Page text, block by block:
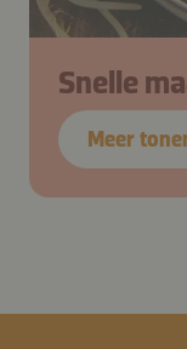
Snelle
Meer